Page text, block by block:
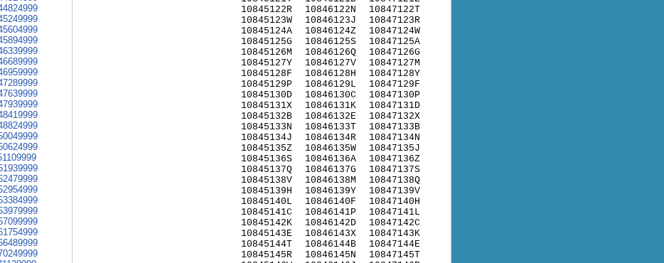
10845122R
10845123W
10845124A
10845125G
10845126M
10845127Y
10845128F
10845129P
10845130D
10845131X
10845132B
10845133N
10845134J
10845135Z
10845136S
10845137Q
10845138V
10845139H
10845140L
10845141C
10845142K
10845143E
10845144T
10845145R
10846122N
10846123J
10846124Z
10846125S
10846126Q
10846127V
10846128H
10846129L
10846130C
10846131K
10846132E
10846133T
10846134R
10846135W
10846136A
10846137G
10846138M
10846139Y
10846140F
10846141P
10846142D
10846143X
10846144B
10846145N
10847122T
10847123R
10847124W
10847125A
10847126G
10847127M
10847128Y
10847129F
10847130P
10847131D
10847132X
10847133B
10847134N
10847135J
10847136Z
10847137S
10847138Q
10847139V
10847140H
10847141L
10847142C
10847143K
10847144E
10847145T